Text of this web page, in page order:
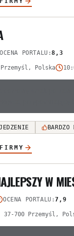
OCENA PORTALU :8,3
Polska
BARDZO
W
OCENA PORTALU :7,9
37-700 Przemyśl,